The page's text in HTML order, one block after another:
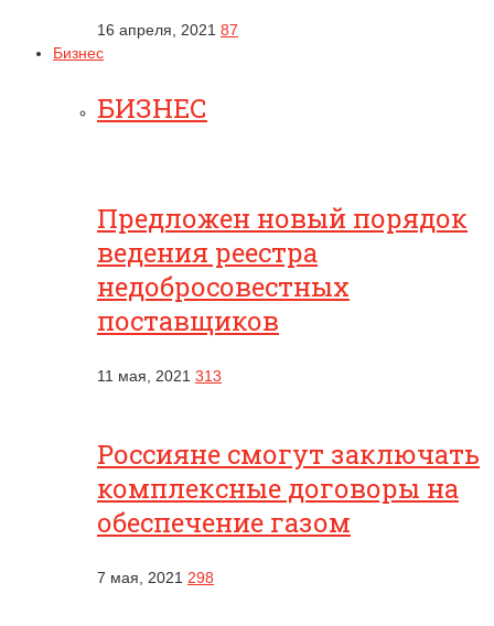
16 апреля, 2021 87
Бизнес
БИЗНЕС
Предложен новый порядок
ведения реестра
недобросовестных
поставщиков
11 мая, 2021 313
Россияне смогут заключать
комплексные договоры на
обеспечение газом
7 мая, 2021 298